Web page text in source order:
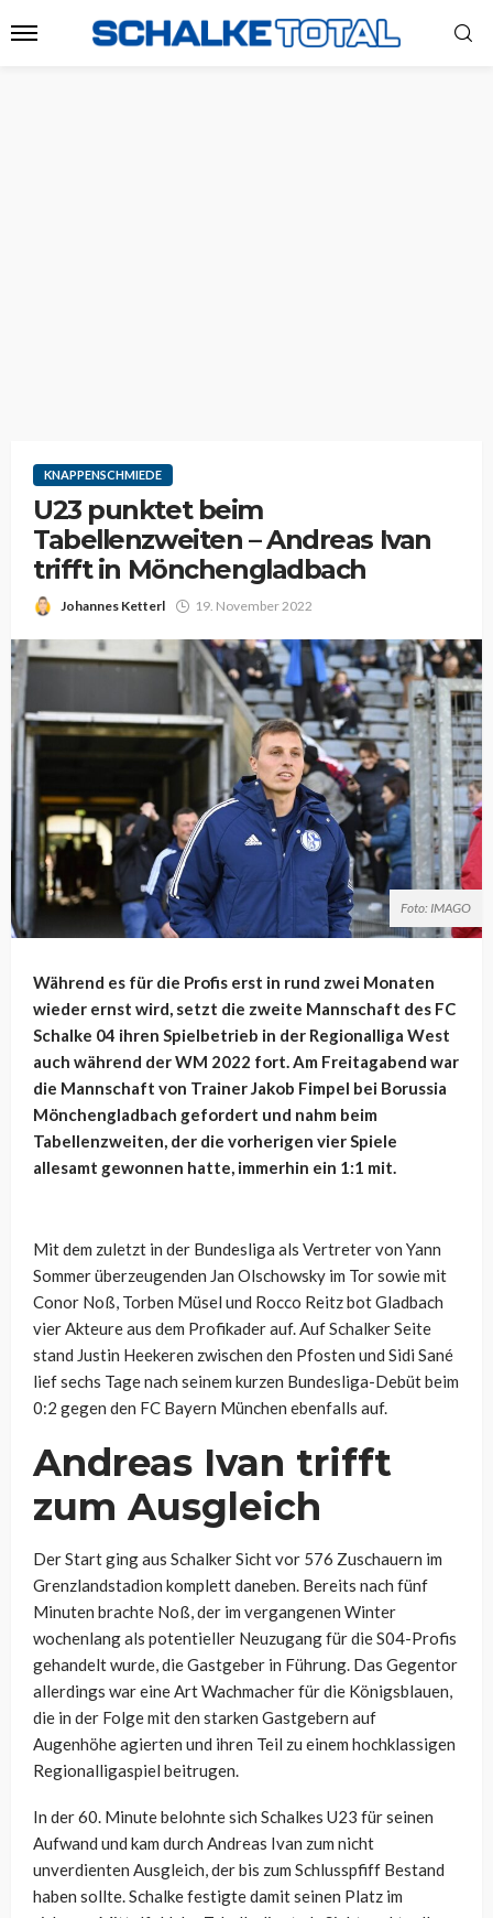
KNAPPENSCHMIEDE
U23 punktet beim
Tabellenzweiten – Andreas Ivan
trifft in Mönchengladbach
Johannes Ketterl 19. November 2022
Foto: IMAGO
Während es für die Profis erst in rund zwei Monaten
wieder ernst wird, setzt die zweite Mannschaft des FC
Schalke 04 ihren Spielbetrieb in der Regionalliga West
auch während der WM 2022 fort. Am Freitagabend war
die Mannschaft von Trainer Jakob Fimpel bei Borussia
Mönchengladbach gefordert und nahm beim
Tabellenzweiten, der die vorherigen vier Spiele
allesamt gewonnen hatte, immerhin ein 1:1 mit.
Mit dem zuletzt in der Bundesliga als Vertreter von Yann
Sommer überzeugenden Jan Olschowsky im Tor sowie mit
Conor Noß, Torben Müsel und Rocco Reitz bot Gladbach
vier Akteure aus dem Profikader auf. Auf Schalker Seite
stand Justin Heekeren zwischen den Pfosten und Sidi Sané
lief sechs Tage nach seinem kurzen Bundesliga-Debüt beim
0:2 gegen den FC Bayern München ebenfalls auf.
Andreas Ivan trifft
zum Ausgleich
Der Start ging aus Schalker Sicht vor 576 Zuschauern im
Grenzlandstadion komplett daneben. Bereits nach fünf
Minuten brachte Noß, der im vergangenen Winter
wochenlang als potentieller Neuzugang für die S04-Profis
gehandelt wurde, die Gastgeber in Führung. Das Gegentor
allerdings war eine Art Wachmacher für die Königsblauen,
die in der Folge mit den starken Gastgebern auf
Augenhöhe agierten und ihren Teil zu einem hochklassigen
Regionalligaspiel beitrugen.
In der 60. Minute belohnte sich Schalkes U23 für seinen
Aufwand und kam durch Andreas Ivan zum nicht
unverdienten Ausgleich, der bis zum Schlusspfiff Bestand
haben sollte. Schalke festigte damit seinen Platz im